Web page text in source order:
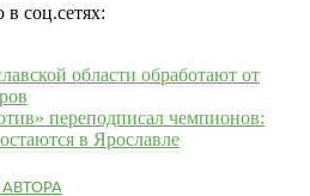
соц.сетях:
области обработают от
переподписал чемпионов:
в Ярославле